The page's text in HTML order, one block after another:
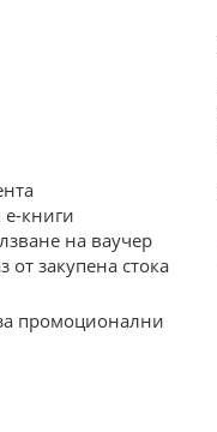
е-книги
на ваучер
от закупена стока
промоционални